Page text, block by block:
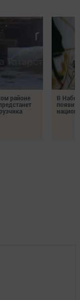
районе
В